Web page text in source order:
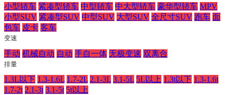
小型轿车 紧凑型轿车 中型轿车 中大型轿车 豪华型轿车 MPV
小型SUV 紧凑型SUV 中型SUV 大型SUV 全尺寸SUV 跑车 面
包车 皮卡 客车
变速
手动 机械自动 自动 手自一体 无极变速 双离合
排量
1.3L以下 1.3-1.6L 1.7-2L 2.1-3L 3.1-5L 5L以上 1.3t以下 1.3-1.6t
1.7-2t 2.1-3t 3.1-5t 5t以上